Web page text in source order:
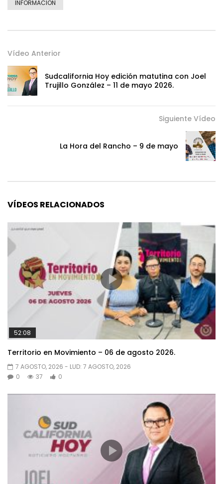
INFORMACION
Vídeo Anterior
Sudcalifornia Hoy edición matutina con Joel
Trujillo González – 11 de mayo 2026.
Siguiente Vídeo
La Hora del Rancho – 9 de mayo
VÍDEOS RELACIONADOS
52:08
Territorio en Movimiento – 06 de agosto 2026.
7 AGOSTO, 2026 - LUD: 7 AGOSTO, 2026
0
37 0